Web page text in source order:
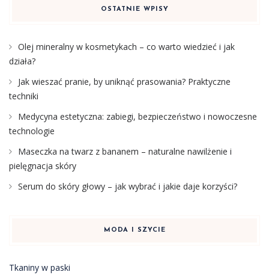
OSTATNIE WPISY
Olej mineralny w kosmetykach – co warto wiedzieć i jak
działa?
Jak wieszać pranie, by uniknąć prasowania? Praktyczne
techniki
Medycyna estetyczna: zabiegi, bezpieczeństwo i nowoczesne
technologie
Maseczka na twarz z bananem – naturalne nawilżenie i
pielęgnacja skóry
Serum do skóry głowy – jak wybrać i jakie daje korzyści?
MODA I SZYCIE
Tkaniny w paski